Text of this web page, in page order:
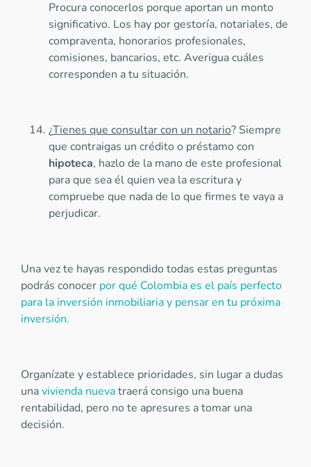
Procura conocerlos porque aportan un monto
significativo. Los hay por gestoría, notariales, de
compraventa, honorarios profesionales,
comisiones, bancarios, etc. Averigua cuáles
corresponden a tu situación.
¿Tienes que consultar con un notario? Siempre
que contraigas un crédito o préstamo con
hipoteca, hazlo de la mano de este profesional
para que sea él quien vea la escritura y
compruebe que nada de lo que firmes te vaya a
perjudicar.
Una vez te hayas respondido todas estas preguntas
podrás conocer por qué Colombia es el país perfecto
para la inversión inmobiliaria y pensar en tu próxima
inversión.
Organízate y establece prioridades, sin lugar a dudas
unavivienda nuevatraerá consigo una buena
rentabilidad, pero no te apresures a tomar una
decisión.